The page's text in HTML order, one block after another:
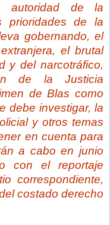
autoridad de la
prioridades de la
gobernando, el
el brutal
y del narcotráfico,
de la Justicia
de Blas como
debe investigar, la
y otros temas
en cuenta para
a cabo en junio
con el reportaje
correspondiente,
costado derecho